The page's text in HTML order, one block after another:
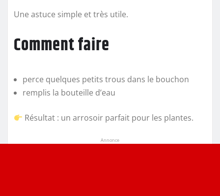
Une astuce simple et très utile.
Comment faire
perce quelques petits trous dans le bouchon
remplis la bouteille d’eau
Résultat : un arrosoir parfait pour les plantes.
Annonce